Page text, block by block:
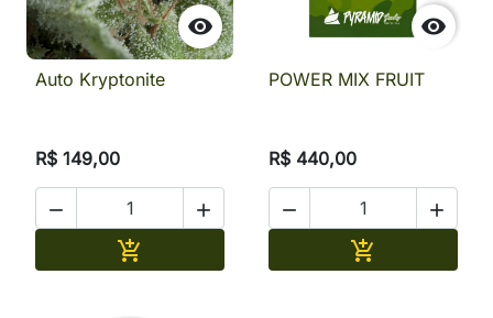

Auto Kryptonite
R$ 149,00
 


POWER MIX FRUIT
R$ 440,00
 
